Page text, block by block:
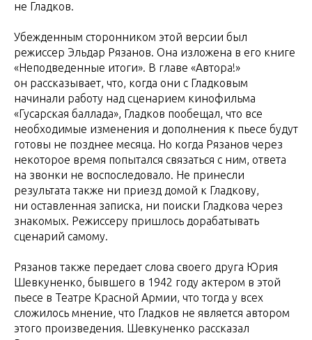
не Гладков.
Убежденным сторонником этой версии был
режиссер Эльдар Рязанов. Она изложена в его книге
«Неподведенные итоги». В главе «Автора!»
он рассказывает, что, когда они с Гладковым
начинали работу над сценарием кинофильма
«Гусарская баллада», Гладков пообещал, что все
необходимые изменения и дополнения к пьесе будут
готовы не позднее месяца. Но когда Рязанов через
некоторое время попытался связаться с ним, ответа
на звонки не воспоследовало. Не принесли
результата также ни приезд домой к Гладкову,
ни оставленная записка, ни поиски Гладкова через
знакомых. Режиссеру пришлось дорабатывать
сценарий самому.
Рязанов также передает слова своего друга Юрия
Шевкуненко, бывшего в 1942 году актером в этой
пьесе в Театре Красной Армии, что тогда у всех
сложилось мнение, что Гладков не является автором
этого произведения. Шевкуненко рассказал